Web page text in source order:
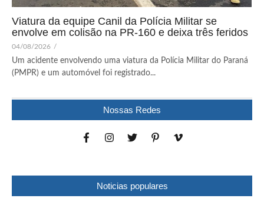
Viatura da equipe Canil da Polícia Militar se
envolve em colisão na PR-160 e deixa três feridos
04/08/2026 /
Um acidente envolvendo uma viatura da Polícia Militar do Paraná
(PMPR) e um automóvel foi registrado...
Nossas Redes
Noticias populares